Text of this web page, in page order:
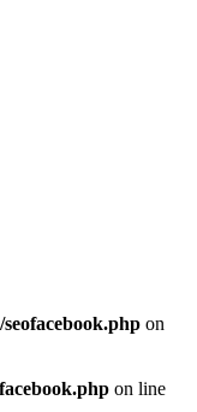
on
on line